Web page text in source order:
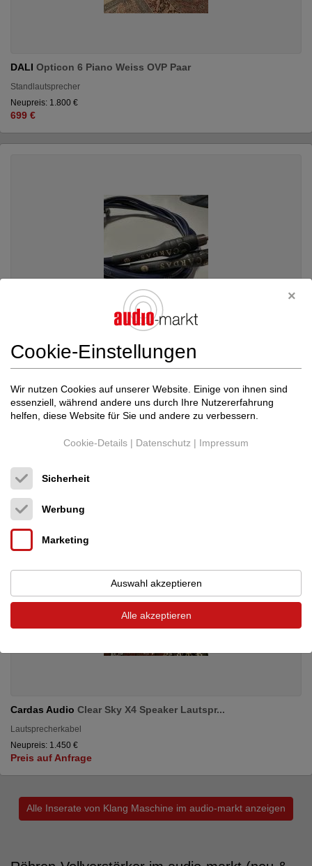
DALI Opticon 6 Piano Weiss OVP Paar
Standlautsprecher
Neupreis: 1.800 €
699 €
Cardas AudioCrosslink Kabel RCA RCA ( Ci...
Lautsprecherkabel
Preis auf Anfrage
Cardas Audio Clear Sky X4 Speaker Lautspr...
Lautsprecherkabel
Neupreis: 1.450 €
Preis auf Anfrage
Alle Inserate von Klang Maschine im audio-markt anzeigen
Cookie-Einstellungen
Wir nutzen Cookies auf unserer Website. Einige von ihnen sind
essenziell, während andere uns durch Ihre Nutzererfahrung
helfen, diese Website für Sie und andere zu verbessern.
Cookie-Details | Datenschutz | Impressum
Sicherheit
Werbung
Marketing
Auswahl akzeptieren
Alle akzeptieren